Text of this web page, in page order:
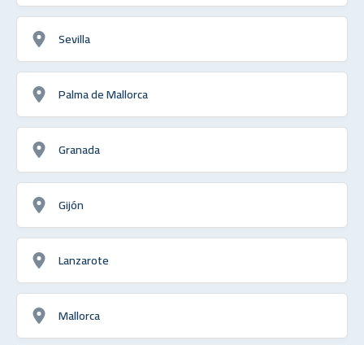
Sevilla
Palma de Mallorca
Granada
Gijón
Lanzarote
Mallorca